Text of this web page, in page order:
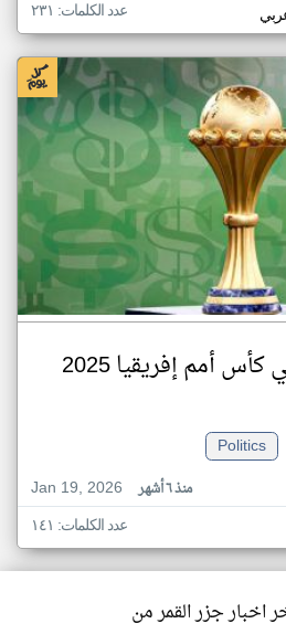
عدد الكلمات: ٢٣١
أمم إفريقيا 2025
Politics
Jan 19, 2026
منذ ٦ أشهر
عدد الكلمات: ١٤١
اخبار جزر القمر من